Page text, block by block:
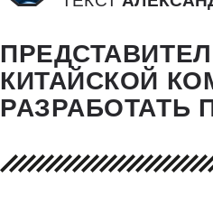
КИТАЙСКОЙ
РАЗРАБОТАТЬ